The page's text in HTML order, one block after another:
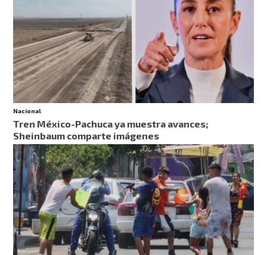
Nacional
Tren México-Pachuca ya muestra avances;
Sheinbaum comparte imágenes